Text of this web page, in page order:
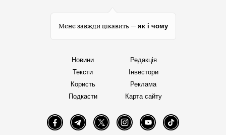
Мене завжди цікавить — як і чому
Новини
Тексти
Користь
Подкасти
Редакція
Інвестори
Реклама
Карта сайту
FacebookTelegramTwitter InstagramYouTube TikTok